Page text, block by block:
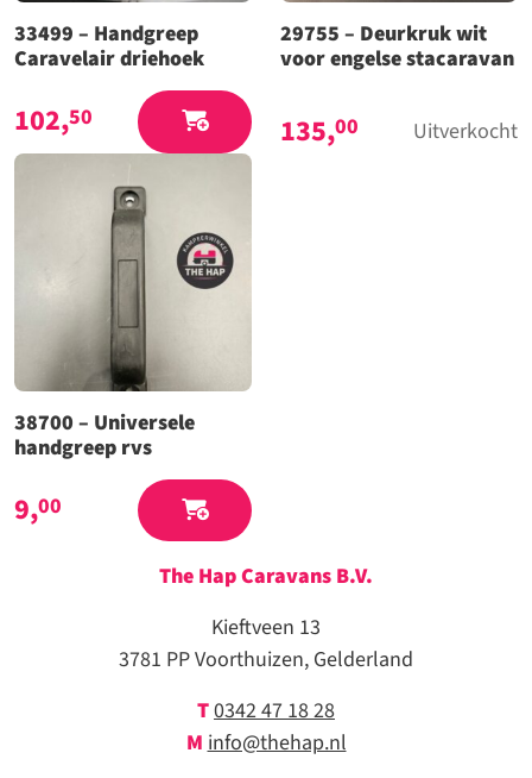
33499 – Handgreep
Caravelair driehoek
102,50
29755 – Deurkruk wit
voor engelse stacaravan
135,00 Uitverkocht
38700 – Universele
handgreep rvs
9,00
The Hap Caravans B.V.
Kieftveen 13
3781 PP Voorthuizen, Gelderland
T0342 47 18 28
Minfo@thehap.nl